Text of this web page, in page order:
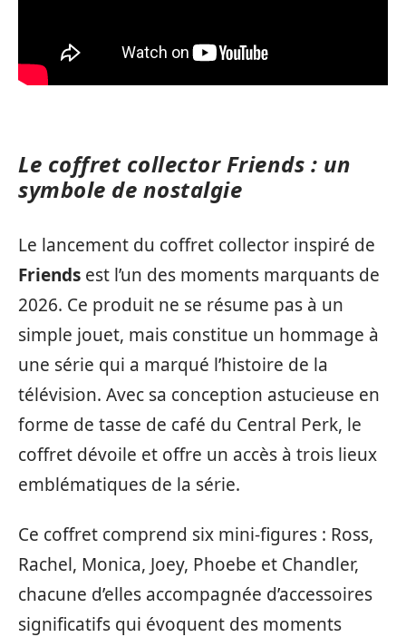
Le coffret collector Friends : un
symbole de nostalgie
Le lancement du coffret collector inspiré de
Friends est l’un des moments marquants de
2026. Ce produit ne se résume pas à un
simple jouet, mais constitue un hommage à
une série qui a marqué l’histoire de la
télévision. Avec sa conception astucieuse en
forme de tasse de café du Central Perk, le
coffret dévoile et offre un accès à trois lieux
emblématiques de la série.
Ce coffret comprend six mini-figures : Ross,
Rachel, Monica, Joey, Phoebe et Chandler,
chacune d’elles accompagnée d’accessoires
significatifs qui évoquent des moments